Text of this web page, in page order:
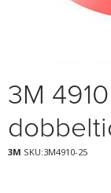
3M
3M SKU:3M4910-25